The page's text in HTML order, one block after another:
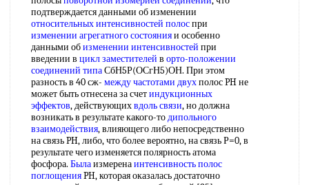
подтверждается данными об изменении
относительных интенсивностей полоспри
изменении агрегатного состоянияи особенно
данными обизменении интенсивностей при
введении в цикл заместителей в орто-положении
соединений типаСбН5Р(ОСгН5)ОН. При этом
разность в 40 сж- между частотами двухполос PH не
может быть отнесена за счетиндукционных
эффектов, действующихвдоль связи, но должна
возникать в результате какого-тодипольного
взаимодействия, влияющего либо непосредственно
на связь PH, либо, что более вероятно, на связь Р=0, в
результате чего изменяется полярность атома
фосфора. Былаизмеренаинтенсивность полос
поглощенияPH, которая оказалась достаточно